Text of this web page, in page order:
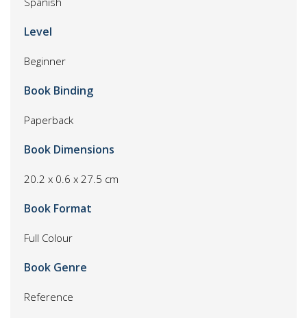
Level
Beginner
Book Binding
Paperback
Book Dimensions
20.2 x 0.6 x 27.5 cm
Book Format
Full Colour
Book Genre
Reference